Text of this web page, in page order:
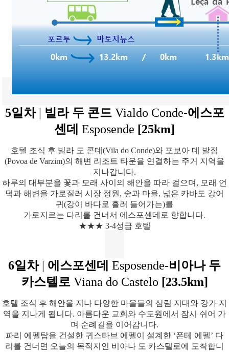
5일차 | 빌라 두 콘드Vialdo Conde-에스포
센데 Esposende [25km]
호텔 조식 후 빌라 도 콘데(Vila do Conde)와 포보아 데 발짐
(Povoa de Varzim)의 해변 리조트 타운을 연결하는 주거 지역을
지나갑니다.
하루의 대부분을 꽃과 모래 사이의 해안을 따라 걸으며, 모래 언
덕과 해변을 가로질러 시장 정원, 숲과 마을, 넓은 카바도 강어
귀(강이 바다로 흘러 들어가는)를
가로지르는 다리를 건너서 에스포센데로 향합니다.
★★★ 3-4성급 호텔
6일차 | 에스포센데 Esposende-비아나 두
카스텔로Viana do Castelo [23.5km]
호텔 조식 후 해안을 지나 다양한 마을들의 삼림 지대와 강가 지
역을 지나게 됩니다. 아름다운 교회와 수도원에서 잠시 쉬어 가
며 순례길을 이어갑니다.
파리 에펠탑을 건설한 귀스타브 에펠이 설계한 ‘폰테 에펠’ 다
리를 건너면 오늘의 목적지인 비아나 도 카스텔로에 도착합니